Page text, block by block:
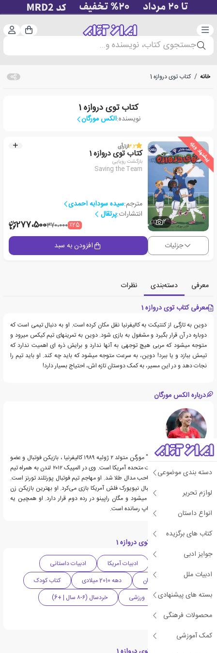
دسته‌بندی سبد
جستجوی کتاب، نویسنده و...
دسته بندی موضوعی
لوازم تحریر
انواع داستان
کتاب های برگزیده
جوایز ادبی
ادبیات ملل
بسته های پیشنهادی
محصولات فرهنگی
کمک آموزشی
خانه / کتاب توی دروازه 1
کتاب توی دروازه 1
نویسنده:الکس مورگان
پیشنهاد ویژه
2
3.2از1رأی
کتاب توی دروازه 1
بازگشت رویایی
Saving the Team
مترجم:سیده سودابه احمدی
انتشارات:پرتقال
٪25370،000277،500
جزئیات افزودن به سبد
معرفی دسته‌بندی
نظرات
معرفی کتاب توی دروازه 1
دوین به تازگی از کنتیکت به کالیفرنیا نقل مکان کرده است. او به دنبال تیمی است که
دوباره در آن قرار بگیرد و مشغول به بازی شود. دوین به تمرین‎های تیم کیکس می‎رود و
متوجه می‎شود که مربی هیچ توجهی به آن‎ها ندارد و برایش ذره‎ ای اهمیت ندارد که
تیمش ببازد و یا ببرد! دوین، به سرعت متوجه می‎شود که باید چه کند. او باید تیم را
نجات دهد و در این مسیر، به کمک دوستان تازه‎ اش، احتیاج بسیار دارد!
درباره الکس مورگان
الکساندرا پاتریشیا "الکس" مورگن متولد ۲ ژوئیه ۱۹۸۹ کالیفرنیا ، بازیکن فوتبال و عضو
تیم ملی فوتبال زنان ایالات متحده آمریکا است. وی در المپیک ۲۰۱۲ لندن به همراه تیم
ملی فوتبال زنان آمریکا صاحب مدال طلا شد. او مهاجم تیم فوتبال پورتلند تورنز است.
او در سال ۲۰۱۱ در تیم فوتبال نیویورک فلش آمریکا بازی می‌کرد. او بهترین بازیکن زن
فوتبال جهان هم شناخته میشود و مگان راپینو در رده دوم قرار دارد. او همچین یه
مجموعه کتاب کودک به چاپ رسانده است.
دسته بندی های کتاب توی دروازه 1
ادبیات آمریکا
ادبیات داستانی
ادبیات کودک و نوجوان
دهه 2010 میلادی
کتاب کودک
کتاب نوجوان
ورزشی
خردسال (۶-۸ سال | +6)
داستان کودکانه